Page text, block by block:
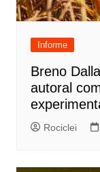
Informe
Breno
autoral
Rociclei